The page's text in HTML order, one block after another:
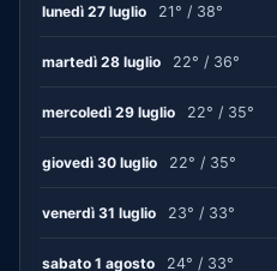
lunedì 27 luglio 21° / 38°
martedì 28 luglio 22° / 36°
mercoledì 29 luglio 22° / 35°
giovedì 30 luglio 22° / 35°
venerdì 31 luglio 23° / 33°
sabato 1 agosto 24° / 33°